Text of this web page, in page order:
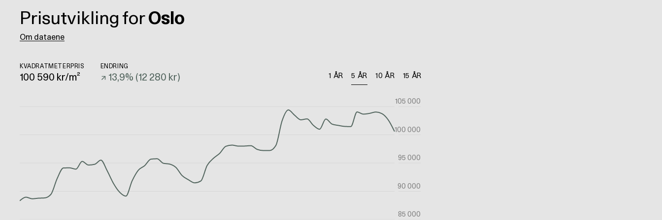
Prisutvikling for Oslo
Om dataene
1 ÅR 5 ÅR 10 ÅR 15 ÅR
KVADRATMETERPRIS
100 590 kr/m²
ENDRING
↗ 13,9% (12 280 kr)
85 000
90 000
95 000
100 000
105 000